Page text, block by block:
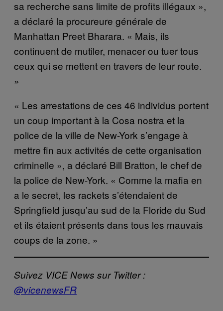
sa recherche sans limite de profits illégaux »,
a déclaré la procureure générale de
Manhattan Preet Bharara. « Mais, ils
continuent de mutiler, menacer ou tuer tous
ceux qui se mettent en travers de leur route.
»
« Les arrestations de ces 46 individus portent
un coup important à la Cosa nostra et la
police de la ville de New-York s’engage à
mettre fin aux activités de cette organisation
criminelle », a déclaré Bill Bratton, le chef de
la police de New-York. « Comme la mafia en
a le secret, les rackets s’étendaient de
Springfield jusqu’au sud de la Floride du Sud
et ils étaient présents dans tous les mauvais
coups de la zone. »
Suivez VICE News sur Twitter :
@vicenewsFR